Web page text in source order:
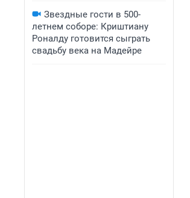
Звездные гости в 500-
летнем соборе: Криштиану
Роналду готовится сыграть
свадьбу века на Мадейре